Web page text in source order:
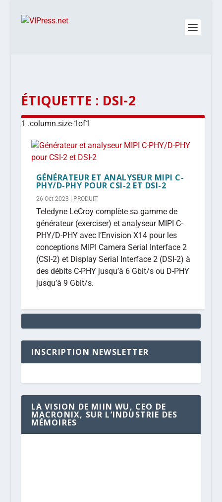
ÉTIQUETTE : DSI-2
GÉNÉRATEUR ET ANALYSEUR MIPI C-
PHY/D-PHY POUR CSI-2 ET DSI-2
26 Oct 2023 PRODUIT
Teledyne LeCroy complète sa gamme de
générateur (exerciser) et analyseur MIPI C-
PHY/D-PHY avec l’Envision X14 pour les
conceptions MIPI Camera Serial Interface 2
(CSI-2) et Display Serial Interface 2 (DSI-2) à
des débits C-PHY jusqu’à 6 Gbit/s ou D-PHY
jusqu’à 9 Gbit/s.
INSCRIPTION NEWSLETTER
LA VISION DE MIIN WU, CEO DE
MACRONIX, SUR L’INDUSTRIE DES
MÉMOIRES